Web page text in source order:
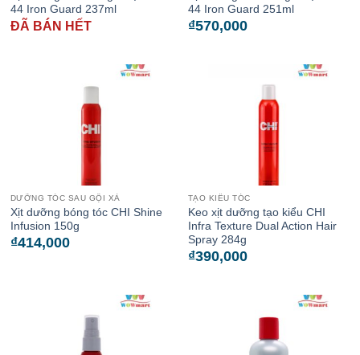
44 Iron Guard 237ml
ĐÃ BÁN HẾT
44 Iron Guard 251ml
₫570,000
DƯỠNG TÓC SAU GỘI XẢ
Xịt dưỡng bóng tóc CHI Shine
Infusion 150g
₫414,000
TẠO KIỂU TÓC
Keo xịt dưỡng tạo kiểu CHI
Infra Texture Dual Action Hair
Spray 284g
₫390,000